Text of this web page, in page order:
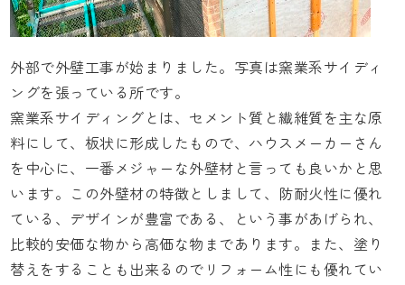
外部で外壁工事が始まりました。写真は窯業系サイディ
ングを張っている所です。
窯業系サイディングとは、セメント質と繊維質を主な原
料にして、板状に形成したもので、ハウスメーカーさん
を中心に、一番メジャーな外壁材と言っても良いかと思
います。この外壁材の特徴としまして、防耐火性に優れ
ている、デザインが豊富である、という事があげられ、
比較的安価な物から高価な物まであります。また、塗り
替えをすることも出来るのでリフォーム性にも優れてい